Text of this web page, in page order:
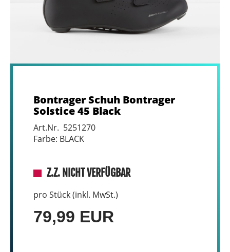
Bontrager Schuh Bontrager
Solstice 45 Black
Art.Nr. 5251270
Farbe: BLACK
Z.Z. NICHT VERFÜGBAR
pro Stück (inkl. MwSt.)
79,99 EUR